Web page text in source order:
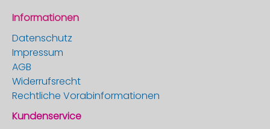
Informationen
Datenschutz
Impressum
AGB
Widerrufsrecht
Rechtliche Vorabinformationen
Kundenservice